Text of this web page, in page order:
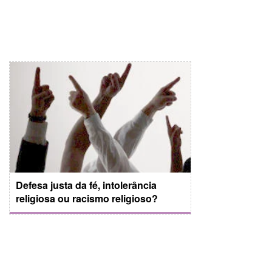
Defesa justa da fé, intolerância
religiosa ou racismo religioso?